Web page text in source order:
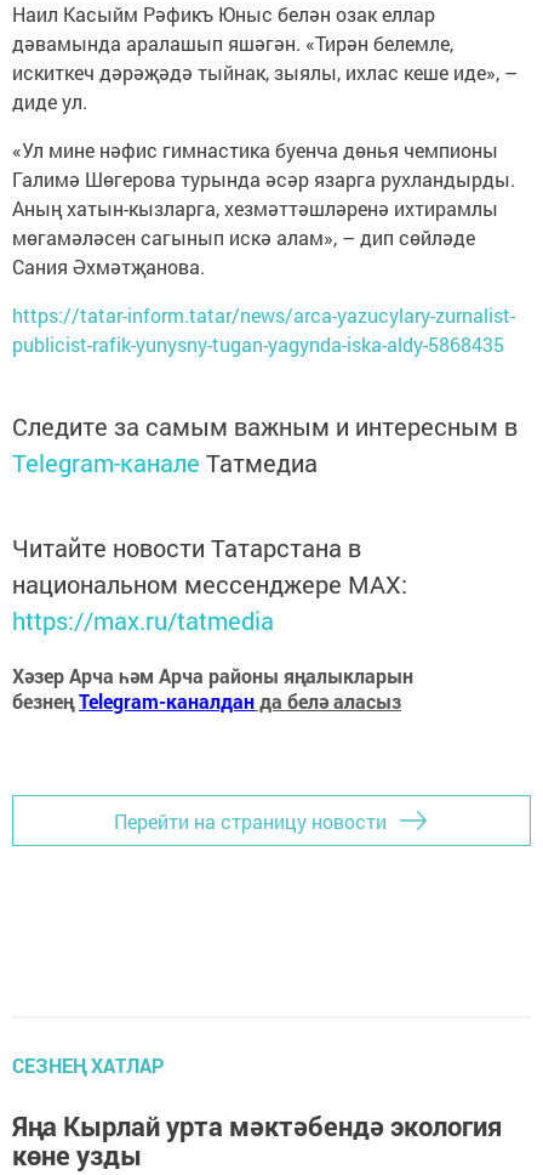
Наил Касыйм Рәфикъ Юныс белән озак еллар
дәвамында аралашып яшәгән. «Тирән белемле,
искиткеч дәрәҗәдә тыйнак, зыялы, ихлас кеше иде», –
диде ул.
«Ул мине нәфис гимнастика буенча дөнья чемпионы
Галимә Шөгерова турында әсәр язарга рухландырды.
Аның хатын-кызларга, хезмәттәшләренә ихтирамлы
мөгамәләсен сагынып искә алам», – дип сөйләде
Сания Әхмәтҗанова.
https://tatar-inform.tatar/news/arca-yazucylary-zurnalist-
publicist-rafik-yunysny-tugan-yagynda-iska-aldy-5868435
Следите за самым важным и интересным в
Telegram-канале Татмедиа
Читайте новости Татарстана в
национальном мессенджере MАХ:
https://max.ru/tatmedia
Хәзер Арча һәм Арча районы яңалыкларын
безнеңTelegram-каналданда белә аласыз
Перейти на страницу новости
СЕЗНЕҢ ХАТЛАР
Яңа Кырлай урта мәктәбендә экология
көне узды